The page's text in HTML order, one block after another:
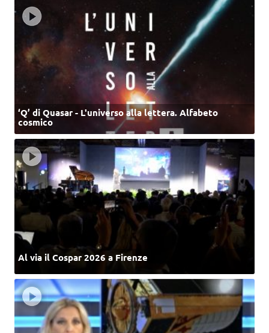
‘Q’ di Quasar - L'universo alla lettera. Alfabeto
cosmico
Al via il Cospar 2026 a Firenze